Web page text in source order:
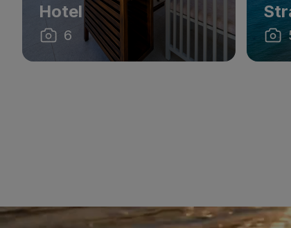
Hotel
6